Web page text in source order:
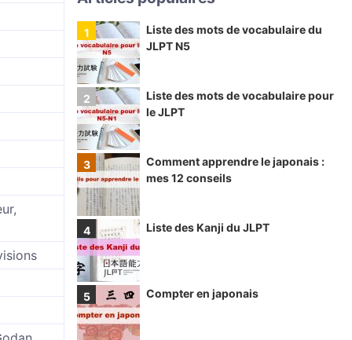
Liste des mots de vocabulaire du
JLPT N5
Liste des mots de vocabulaire pour
le JLPT
Comment apprendre le japonais :
mes 12 conseils
Liste des Kanji du JLPT
Compter en japonais